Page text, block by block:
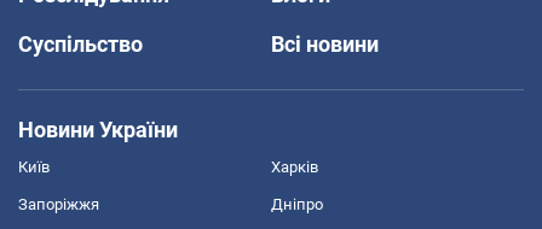
Суспільство
Всі новини
Новини України
Київ Харків
Запоріжжя Дніпро